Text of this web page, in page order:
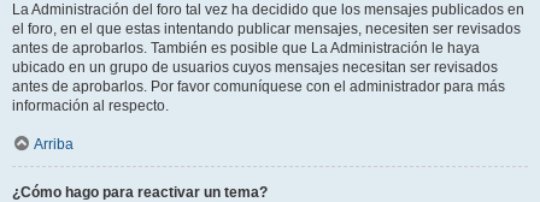
La Administración del foro tal vez ha decidido que los mensajes publicados en
el foro, en el que estas intentando publicar mensajes, necesiten ser revisados
antes de aprobarlos. También es posible que La Administración le haya
ubicado en un grupo de usuarios cuyos mensajes necesitan ser revisados
antes de aprobarlos. Por favor comuníquese con el administrador para más
información al respecto.
Arriba
¿Cómo hago para reactivar un tema?